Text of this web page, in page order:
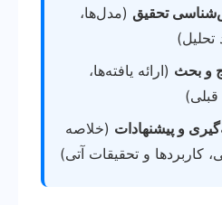
تحقیق (مدل‌ها،
تحلیل)
و بحث (ارائه یافته‌ها،
قبلی)
و پیشنهادات (خلاصه
کاربردها و تحقیقات آتی)